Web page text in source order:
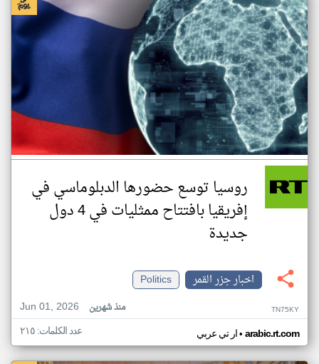
روسيا توسع حضورها الدبلوماسي في
إفريقيا بافتتاح ممثليات في 4 دول
جديدة
اخبار جزر القمر
Politics
Jun 01, 2026
منذ شهرين TN75KY
ار تي عربي• arabic.rt.com عدد الكلمات: ٢١٥